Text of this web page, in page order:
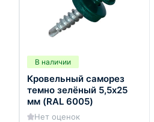
В наличии
Кровельный саморез
темно зелёный 5,5х25
мм (RAL 6005)
Нет оценок